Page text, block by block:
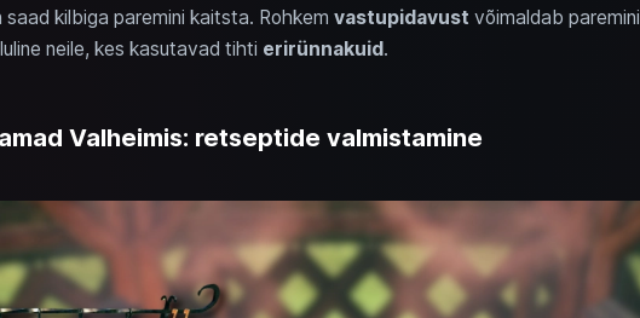
saad kilbiga paremini kaitsta. Rohkem vastupidavust võimaldab paremini
neile, kes kasutavad tihti eri­rünnakuid.
Valheimis: retseptide valmistamine